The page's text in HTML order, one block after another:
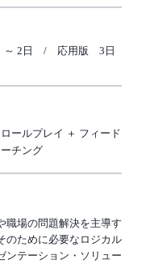
～ 2日 / 応用版 3日
ールプレイ ＋ フィード
チング
職場の問題解決を主導す
のために必要なロジカル
ンテーション・ソリュー